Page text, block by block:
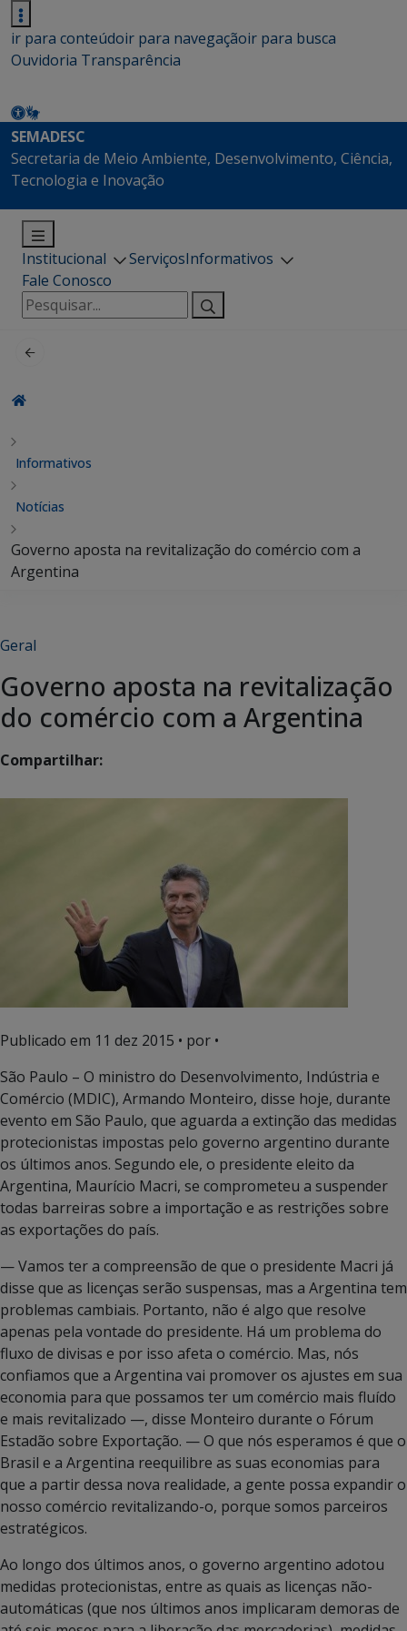
ir para conteúdoir para navegaçãoir para busca
Ouvidoria Transparência
SEMADESC
Secretaria de Meio Ambiente, Desenvolvimento, Ciência,
Tecnologia e Inovação
Institucional ServiçosInformativos
Fale Conosco
Pesquisar
por:
Informativos
Notícias
Governo aposta na revitalização do comércio com a
Argentina
Geral
Governo aposta na revitalização
do comércio com a Argentina
Compartilhar:
Publicado em 11 dez 2015 • por •
São Paulo – O ministro do Desenvolvimento, Indústria e
Comércio (MDIC), Armando Monteiro, disse hoje, durante
evento em São Paulo, que aguarda a extinção das medidas
protecionistas impostas pelo governo argentino durante
os últimos anos. Segundo ele, o presidente eleito da
Argentina, Maurício Macri, se comprometeu a suspender
todas barreiras sobre a importação e as restrições sobre
as exportações do país.
— Vamos ter a compreensão de que o presidente Macri já
disse que as licenças serão suspensas, mas a Argentina tem
problemas cambiais. Portanto, não é algo que resolve
apenas pela vontade do presidente. Há um problema do
fluxo de divisas e por isso afeta o comércio. Mas, nós
confiamos que a Argentina vai promover os ajustes em sua
economia para que possamos ter um comércio mais fluído
e mais revitalizado —, disse Monteiro durante o Fórum
Estadão sobre Exportação. — O que nós esperamos é que o
Brasil e a Argentina reequilibre as suas economias para
que a partir dessa nova realidade, a gente possa expandir o
nosso comércio revitalizando-o, porque somos parceiros
estratégicos.
Ao longo dos últimos anos, o governo argentino adotou
medidas protecionistas, entre as quais as licenças não-
automáticas (que nos últimos anos implicaram demoras de